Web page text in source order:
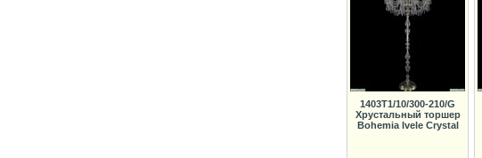
1403T1/10/300-210/G
Хрустальный торшер
Bohemia Ivele Crystal